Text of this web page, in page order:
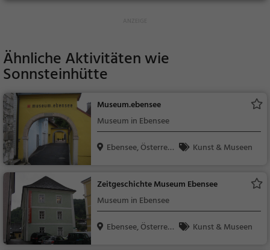
Ähnliche Aktivitäten wie
Sonnsteinhütte
Museum.ebensee
Museum in Ebensee
Ebensee, Österreic
Kunst & Museen
Zeitgeschichte Museum Ebensee
Museum in Ebensee
Ebensee, Österreic
Kunst & Museen